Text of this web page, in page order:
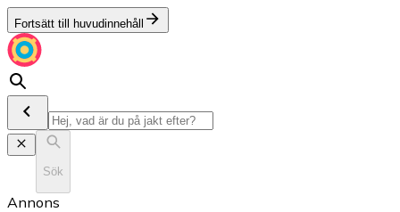
Fortsätt till huvudinnehåll
Sök
Annons